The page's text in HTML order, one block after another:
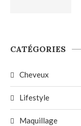
CATÉGORIES
Cheveux
Lifestyle
Maquillage